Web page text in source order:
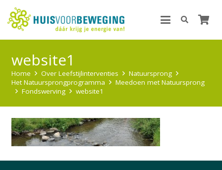
website1
Home Over Leefstijlinterventies
Natuursprong
Het Natuursprongprogramma
Meedoen met Natuursprong
Fondswerving
website1